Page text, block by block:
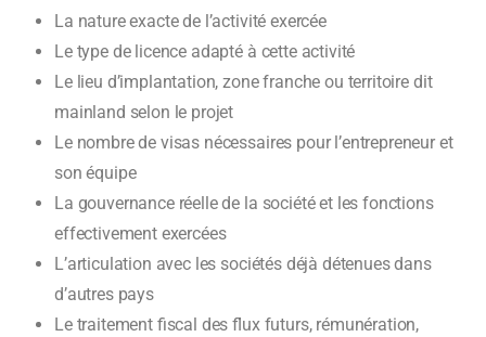
La nature exacte de l’activité exercée
Le type de licence adapté à cette activité
Le lieu d’implantation, zone franche ou territoire dit
mainland selon le projet
Le nombre de visas nécessaires pour l’entrepreneur et
son équipe
La gouvernance réelle de la société et les fonctions
effectivement exercées
L’articulation avec les sociétés déjà détenues dans
d’autres pays
Le traitement fiscal des flux futurs, rémunération,